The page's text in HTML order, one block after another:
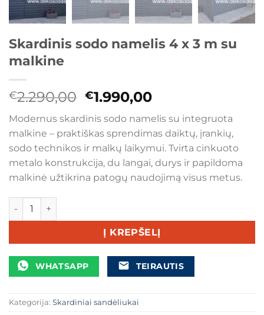
Skardinis sodo namelis 4 x 3 m su
malkine
€2.290,00 Original
price
was:
€2.290,00.
€1.990,00Current
price
is:
€1.990,00.
Modernus skardinis sodo namelis su integruota
malkine – praktiškas sprendimas daiktų, įrankių,
sodo technikos ir malkų laikymui. Tvirta cinkuoto
metalo konstrukcija, du langai, durys ir papildoma
malkinė užtikrina patogų naudojimą visus metus.
produkto kiekis: Skardinis sodo namelis 4 x 3 m su malkine
Į KREPŠELĮ
WHATSAPP TEIRAUTIS
Kategorija: Skardiniai sandėliukai